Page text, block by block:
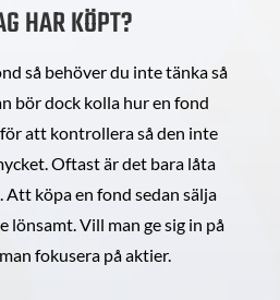
HAR KÖPT?
så behöver du inte tänka så
bör dock kolla hur en fond
att kontrollera så den inte
Oftast är det bara låta
Att köpa en fond sedan sälja
lönsamt. Vill man ge sig in på
fokusera på aktier.